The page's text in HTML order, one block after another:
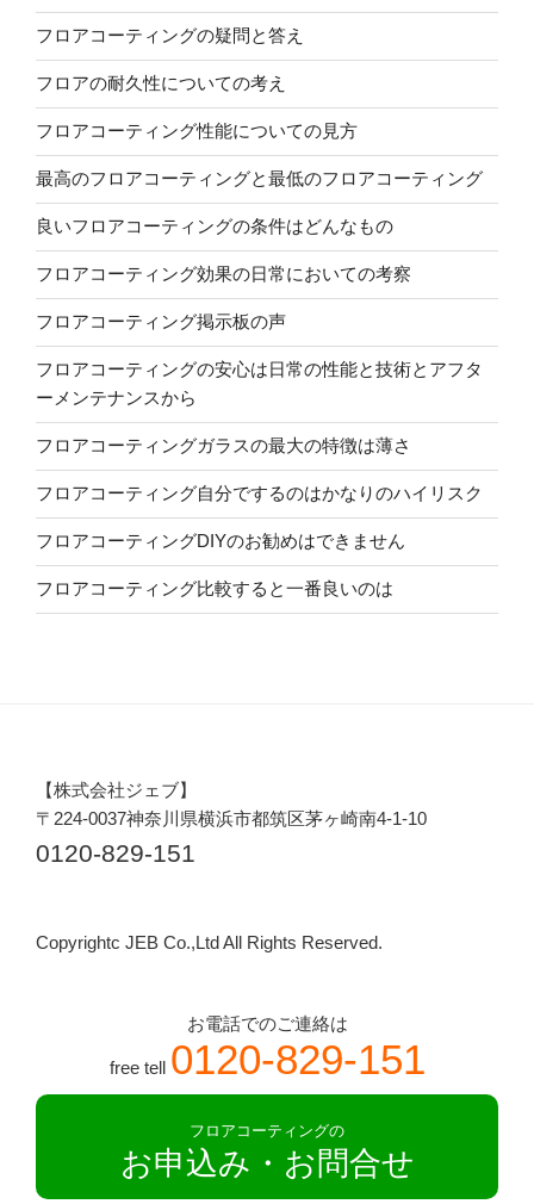
フロアコーティングの疑問と答え
フロアの耐久性についての考え
フロアコーティング性能についての見方
最高のフロアコーティングと最低のフロアコーティング
良いフロアコーティングの条件はどんなもの
フロアコーティング効果の日常においての考察
フロアコーティング掲示板の声
フロアコーティングの安心は日常の性能と技術とアフタ
ーメンテナンスから
フロアコーティングガラスの最大の特徴は薄さ
フロアコーティング自分でするのはかなりのハイリスク
フロアコーティングDIYのお勧めはできません
フロアコーティング比較すると一番良いのは
【株式会社ジェブ】
〒224-0037神奈川県横浜市都筑区茅ヶ崎南4-1-10
0120-829-151
Copyrightc JEB Co.,Ltd All Rights Reserved.
お電話でのご連絡は
free tell 0120-829-151
フロアコーティングの
お申込み・お問合せ